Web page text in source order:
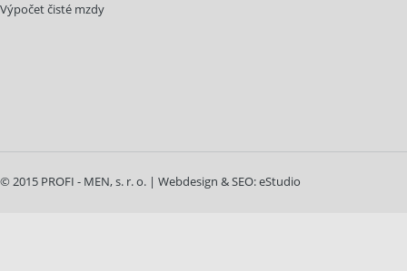
Výpočet čisté mzdy
© 2015 PROFI - MEN, s. r. o. | Webdesign & SEO:eStudio